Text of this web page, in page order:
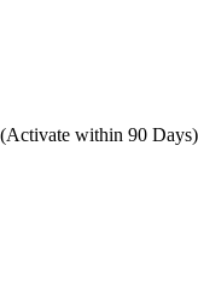
within 90 Days)